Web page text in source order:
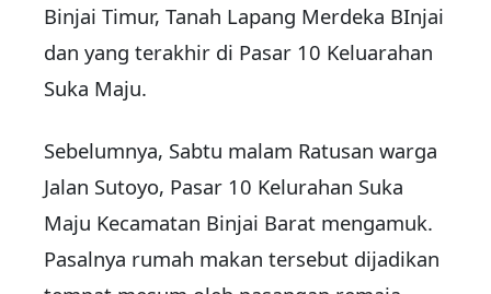
Binjai Timur, Tanah Lapang Merdeka BInjai
dan yang terakhir di Pasar 10 Keluarahan
Suka Maju.
Sebelumnya, Sabtu malam Ratusan warga
Jalan Sutoyo, Pasar 10 Kelurahan Suka
Maju Kecamatan Binjai Barat mengamuk.
Pasalnya rumah makan tersebut dijadikan